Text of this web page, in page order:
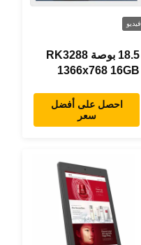
فيديو
18.5 بوصة RK3288
1366x768 16GB
جهاز لوحي اندرويد واحد
تصميم حديث
احصل على أفضل
سعر